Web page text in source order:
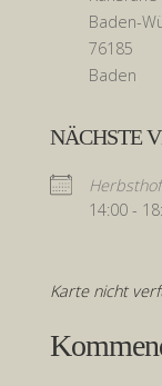
Baden-
76185
Baden
NÄCHSTE
14:00 -
Karte nicht